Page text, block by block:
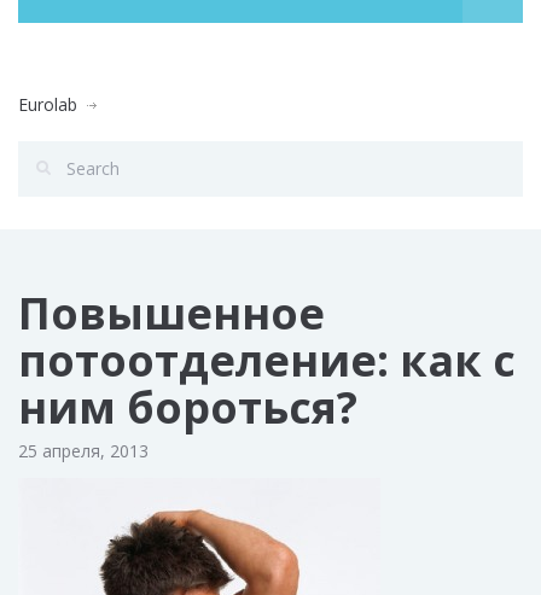
Eurolab
Повышенное
потоотделение: как с
ним бороться?
25 апреля, 2013